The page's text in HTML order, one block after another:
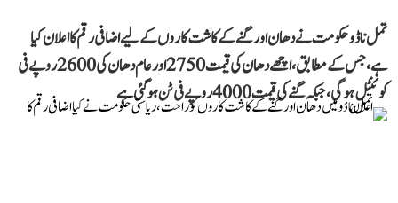
تمل ناڈو حکومت نے دھان اور گنے کے کاشت کاروں کے لیے اضافی رقم کا اعلان کیا
ہے، جس کے مطابق، اچھے دھان کی قیمت 2750 اور عام دھان کی 2600 روپے فی
کوئنٹل ہوگی، جبکہ گنے کی قیمت 4000 روپے فی ٹن ہو گئی ہے